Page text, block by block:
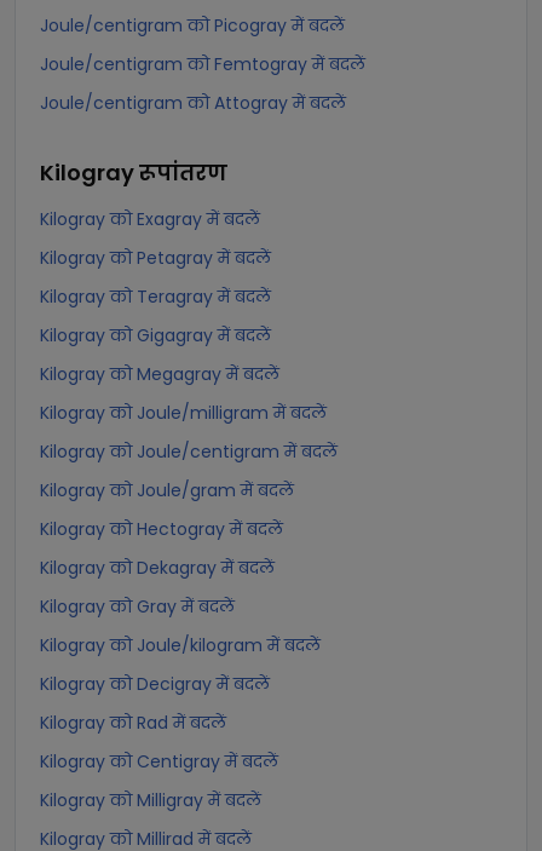
Joule/centigram को Picogray में बदलें
Joule/centigram को Femtogray में बदलें
Joule/centigram को Attogray में बदलें
Kilograyरूपांतरण
Kilogray को Exagray में बदलें
Kilogray को Petagray में बदलें
Kilogray को Teragray में बदलें
Kilogray को Gigagray में बदलें
Kilogray को Megagray में बदलें
Kilogray को Joule/milligram में बदलें
Kilogray को Joule/centigram में बदलें
Kilogray को Joule/gram में बदलें
Kilogray को Hectogray में बदलें
Kilogray को Dekagray में बदलें
Kilogray को Gray में बदलें
Kilogray को Joule/kilogram में बदलें
Kilogray को Decigray में बदलें
Kilogray को Rad में बदलें
Kilogray को Centigray में बदलें
Kilogray को Milligray में बदलें
Kilogray को Millirad में बदलें